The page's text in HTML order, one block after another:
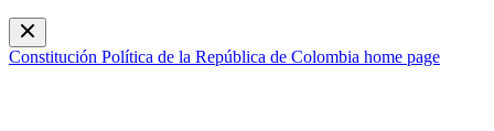
Constitución Política de la República de Colombia home page